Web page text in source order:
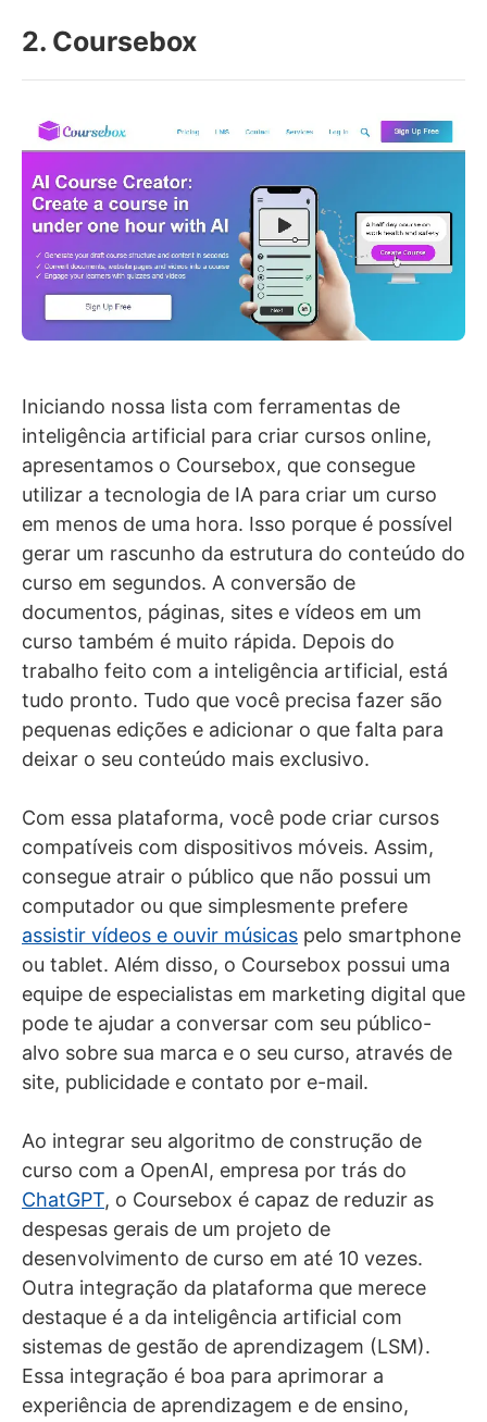
2. Coursebox
Iniciando nossa lista com ferramentas de
inteligência artificial para criar cursos online,
apresentamos o Coursebox, que consegue
utilizar a tecnologia de IA para criar um curso
em menos de uma hora. Isso porque é possível
gerar um rascunho da estrutura do conteúdo do
curso em segundos. A conversão de
documentos, páginas, sites e vídeos em um
curso também é muito rápida. Depois do
trabalho feito com a inteligência artificial, está
tudo pronto. Tudo que você precisa fazer são
pequenas edições e adicionar o que falta para
deixar o seu conteúdo mais exclusivo.
Com essa plataforma, você pode criar cursos
compatíveis com dispositivos móveis. Assim,
consegue atrair o público que não possui um
computador ou que simplesmente prefere
assistir vídeos e ouvir músicas pelo smartphone
ou tablet. Além disso, o Coursebox possui uma
equipe de especialistas em marketing digital que
pode te ajudar a conversar com seu público-
alvo sobre sua marca e o seu curso, através de
site, publicidade e contato por e-mail.
Ao integrar seu algoritmo de construção de
curso com a OpenAI, empresa por trás do
ChatGPT, o Coursebox é capaz de reduzir as
despesas gerais de um projeto de
desenvolvimento de curso em até 10 vezes.
Outra integração da plataforma que merece
destaque é a da inteligência artificial com
sistemas de gestão de aprendizagem (LSM).
Essa integração é boa para aprimorar a
experiência de aprendizagem e de ensino,